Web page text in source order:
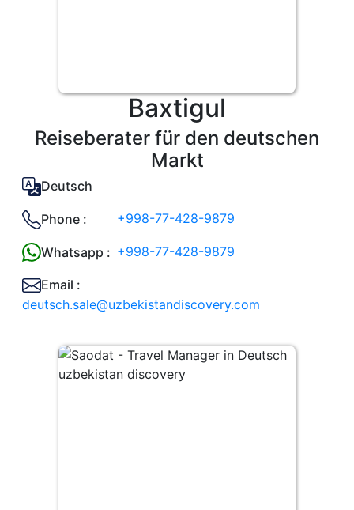
Baxtigul
Reiseberater für den deutschen
Markt
Deutsch
Phone : +998-77-428-9879
Whatsapp : +998-77-428-9879
Email :
deutsch.sale@uzbekistandiscovery.com